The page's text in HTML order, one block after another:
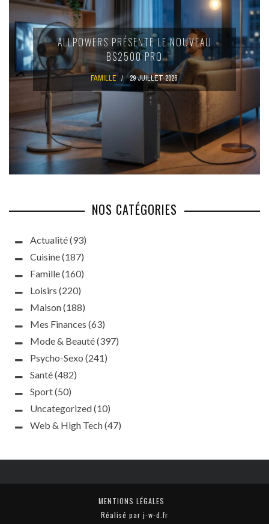
ALLPOWERS PRÉSENTE LE NOUVEAU
BS2500 PRO
FAMILLE 29 JUILLET 2026
NOS CATÉGORIES
Actualité(93)
Cuisine(187)
Famille(160)
Loisirs (220)
Maison(188)
Mes Finances (63)
Mode & Beauté(397)
Psycho-Sexo (241)
Santé(482)
Sport(50)
Uncategorized(10)
Web & High Tech(47)
MENTIONS LÉGALES
Réalisé par j-w-d.fr